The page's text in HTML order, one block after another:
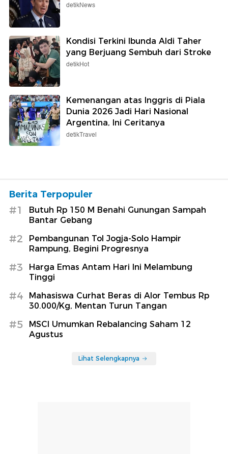
detikNews
Kondisi Terkini Ibunda Aldi Taher
yang Berjuang Sembuh dari Stroke
detikHot
Kemenangan atas Inggris di Piala
Dunia 2026 Jadi Hari Nasional
Argentina, Ini Ceritanya
detikTravel
Berita Terpopuler
#1
Butuh Rp 150 M Benahi Gunungan Sampah
Bantar Gebang
#2
Pembangunan Tol Jogja-Solo Hampir
Rampung, Begini Progresnya
#3
Harga Emas Antam Hari Ini Melambung
Tinggi
#4
Mahasiswa Curhat Beras di Alor Tembus Rp
30.000/Kg, Mentan Turun Tangan
#5
MSCI Umumkan Rebalancing Saham 12
Agustus
Lihat Selengkapnya